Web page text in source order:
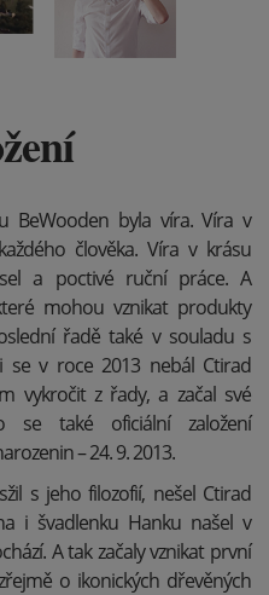
BeWooden byla víra. Víra v
člověka. Víra v krásu
a poctivé ruční práce. A
mohou vznikat produkty
řadě také v souladu s
v roce 2013 nebál Ctirad
vykročit z řady, a začal své
se také oficiální založení
– 24. 9. 2013.
s jeho filozofií, nešel Ctirad
i švadlenku Hanku našel v
A tak začaly vznikat první
o ikonických dřevěných